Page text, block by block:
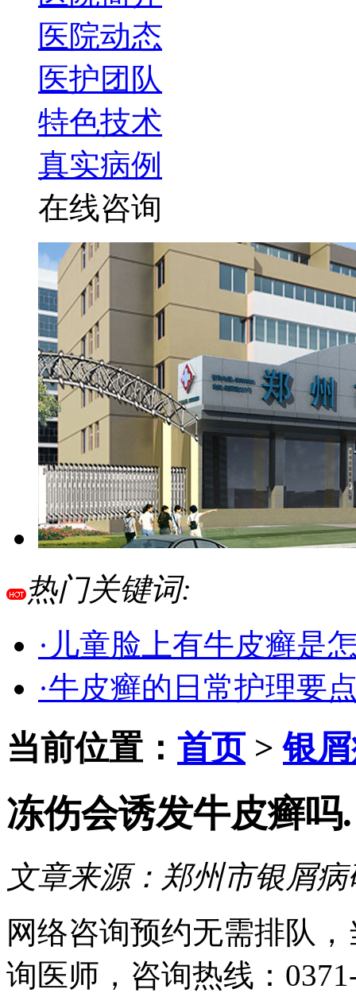
医院动态
医护团队
特色技术
真实病例
在线咨询
热门关键词:
·儿童脸上有牛皮癣是
·牛皮癣的日常护理要
当前位置： 首页>银
冻伤会诱发牛皮癣吗.
文章来源： 郑州市银屑
网络咨询预约无需排队
询医师 ，咨询热线：